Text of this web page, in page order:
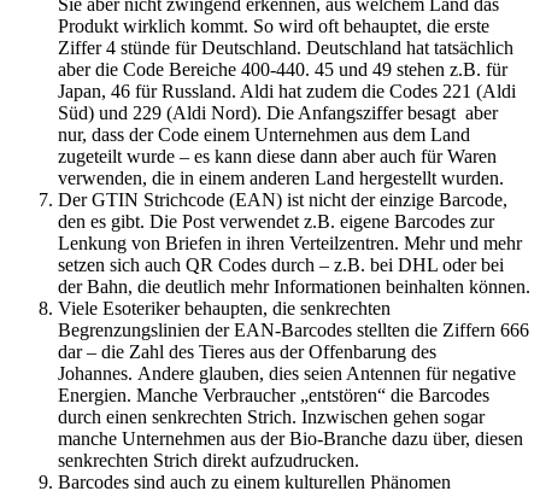
Produkt wirklich kommt. So wird oft behauptet, die erste
Ziffer 4 stünde für Deutschland. Deutschland hat tatsächlich
aber die Code Bereiche 400-440. 45 und 49 stehen z.B. für
Japan, 46 für Russland. Aldi hat zudem die Codes 221 (Aldi
Süd) und 229 (Aldi Nord). Die Anfangsziffer besagt aber
nur, dass der Code einem Unternehmen aus dem Land
zugeteilt wurde – es kann diese dann aber auch für Waren
verwenden, die in einem anderen Land hergestellt wurden.
Der GTIN Strichcode (EAN) ist nicht der einzige Barcode,
den es gibt. Die Post verwendet z.B. eigene Barcodes zur
Lenkung von Briefen in ihren Verteilzentren. Mehr und mehr
setzen sich auch QR Codes durch – z.B. bei DHL oder bei
der Bahn, die deutlich mehr Informationen beinhalten können.
Viele Esoteriker behaupten, die senkrechten
Begrenzungslinien der EAN-Barcodes stellten die Ziffern 666
dar – die Zahl des Tieres aus der Offenbarung des
Johannes. Andere glauben, dies seien Antennen für negative
Energien. Manche Verbraucher „entstören“ die Barcodes
durch einen senkrechten Strich. Inzwischen gehen sogar
manche Unternehmen aus der Bio-Branche dazu über, diesen
senkrechten Strich direkt aufzudrucken.
Barcodes sind auch zu einem kulturellen Phänomen